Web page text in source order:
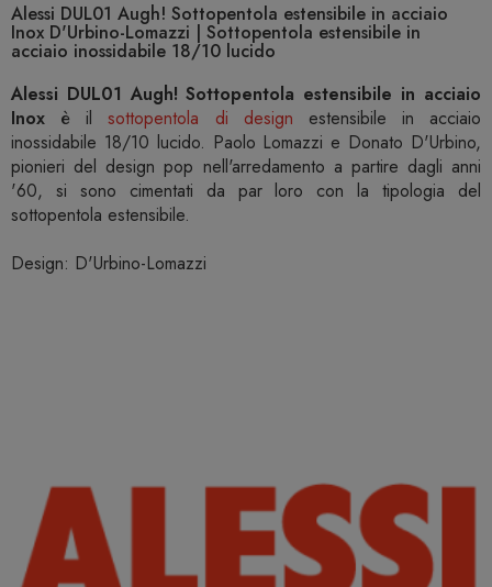
Alessi DUL01 Augh! Sottopentola estensibile in acciaio
Inox D'Urbino-Lomazzi | Sottopentola estensibile in
acciaio inossidabile 18/10 lucido
Alessi DUL01 Augh! Sottopentola estensibile in acciaio
Inox è ilsottopentola di design estensibile in acciaio
inossidabile 18/10 lucido. Paolo Lomazzi e Donato D'Urbino,
pionieri del design pop nell'arredamento a partire dagli anni
'60, si sono cimentati da par loro con la tipologia del
sottopentola estensibile.
Design: D'Urbino-Lomazzi